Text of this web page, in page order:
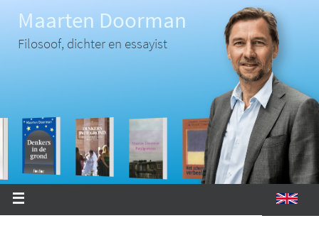
inhoud
Maarten Doorman
Filosoof, dichter en essayist